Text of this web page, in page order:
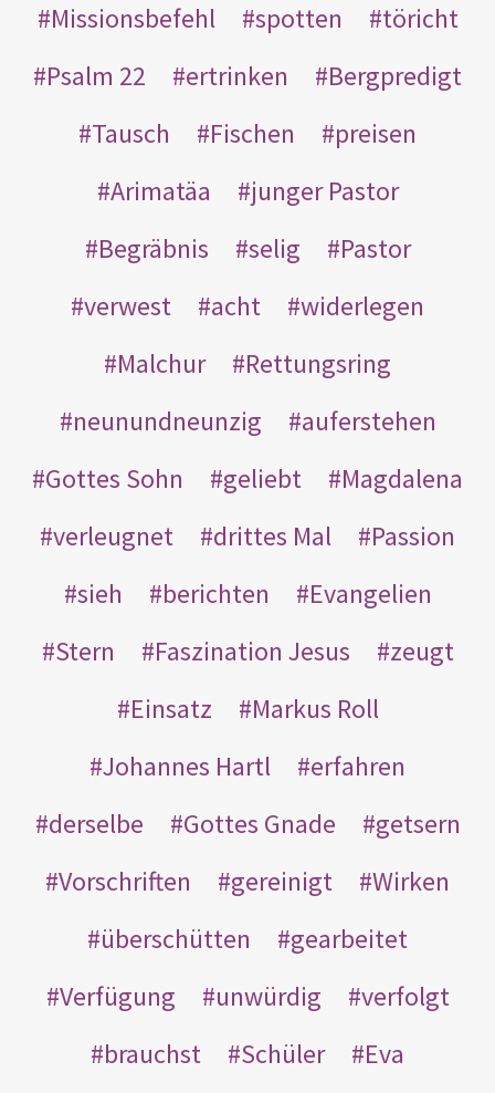
Missionsbefehl
spotten
töricht
Psalm 22
ertrinken
Bergpredigt
Tausch
Fischen
preisen
Arimatäa
junger Pastor
Begräbnis
selig
Pastor
verwest
acht
widerlegen
Malchur
Rettungsring
neunundneunzig
auferstehen
Gottes Sohn
geliebt
Magdalena
verleugnet
drittes Mal
Passion
sieh
berichten
Evangelien
Stern
Faszination Jesus
zeugt
Einsatz
Markus Roll
Johannes Hartl
erfahren
derselbe
Gottes Gnade
getsern
Vorschriften
gereinigt
Wirken
überschütten
gearbeitet
Verfügung
unwürdig
verfolgt
brauchst
Schüler
Eva